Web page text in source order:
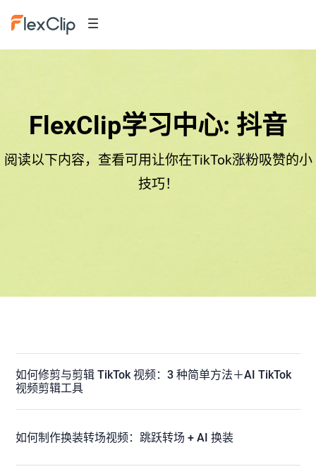
FlexClip学习中心: 抖音
阅读以下内容，查看可用让你在TikTok涨粉吸赞的小
技巧！
如何修剪与剪辑 TikTok 视频：3 种简单方法＋AI TikTok
视频剪辑工具
如何制作换装转场视频：跳跃转场 + AI 换装